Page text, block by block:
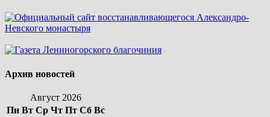
Архив новостей
Август 2026
Пн Вт Ср Чт Пт Сб Вс